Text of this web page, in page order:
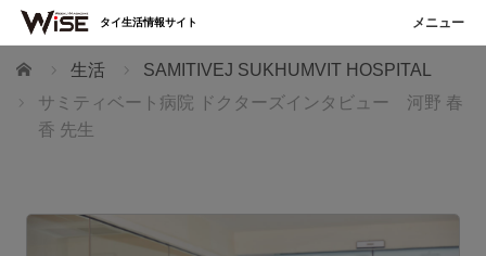
ホーム 生活
SAMITIVEJ SUKHUMVIT HOSPITAL
サミティベート病院 ドクターズインタビュー 河野 春
香 先生
タイ生活情報サイト